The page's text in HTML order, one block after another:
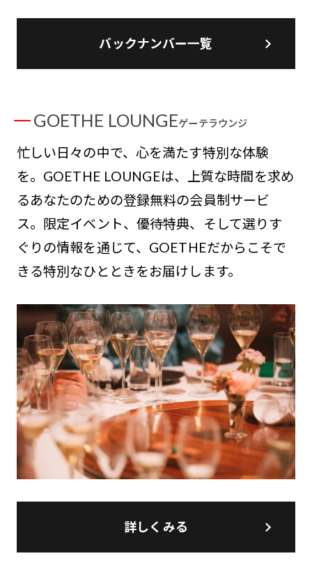
バックナンバー一覧
GOETHE LOUNGEゲーテラウンジ
忙しい日々の中で、心を満たす特別な体験
を。GOETHE LOUNGEは、上質な時間を求め
るあなたのための登録無料の会員制サービ
ス。限定イベント、優待特典、そして選りす
ぐりの情報を通じて、GOETHEだからこそで
きる特別なひとときをお届けします。
詳しくみる